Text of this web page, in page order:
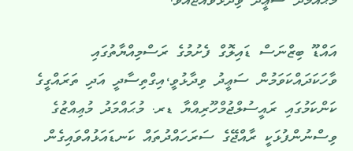
އައްޑޫ ބިޒްނަސް ޑައިލޮގް ފެށުމުގެ ރަސްމިއްޔާތުގައި
ވާހަކަދައްކަވަމުން ސަޢީދު ވިދާޅުވީ،އިގްތިސާދީ އަދި ތަރައްގީގެ
ކަންކަމުގައި ރައީސުލްޖުމްހޫރިއްޔާ ޑރ. މުޙައްމަދު މުޢިއްޒުގެ
ވިސްނުންފުޅަކީ ރާއްޖޭގެ ސަރަހައްދުތައް ކަނޑައަޅުއްވައިގެން